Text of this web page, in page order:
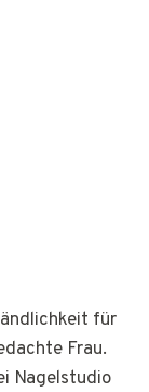
für
Frau.
Nagelstudio